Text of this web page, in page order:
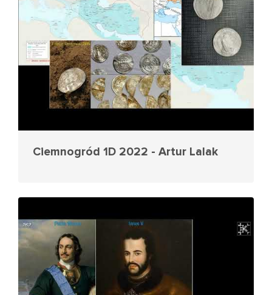
Ciemnogród 1D 2022 - Artur Lalak